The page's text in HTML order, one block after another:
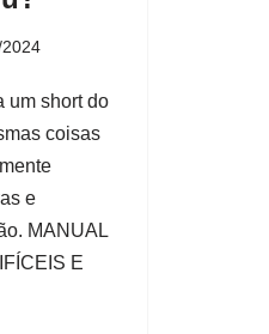
um short do
coisas
e
MANUAL
E